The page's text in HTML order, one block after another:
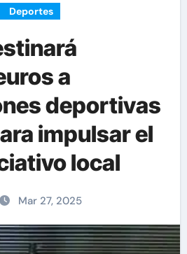
Deportes
a
deportivas
impulsar el
local
Mar 27, 2025